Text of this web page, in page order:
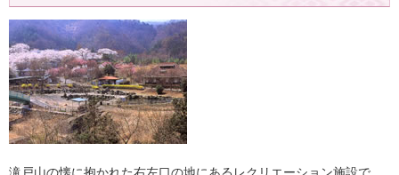
滝戸山の懐に抱かれた右左口の地にあるレクリエーション施設で